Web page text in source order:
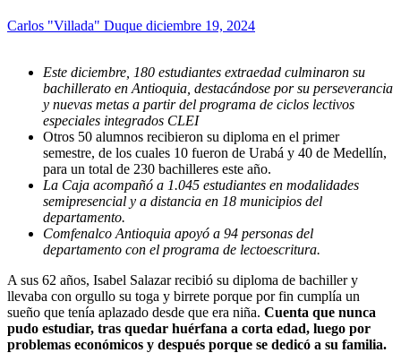
Carlos "Villada" Duque diciembre 19, 2024
Este diciembre, 180 estudiantes extraedad culminaron su
bachillerato en Antioquia, destacándose por su perseverancia
y nuevas metas a partir del programa de ciclos lectivos
especiales integrados CLEI
Otros 50 alumnos recibieron su diploma en el primer
semestre, de los cuales 10 fueron de Urabá y 40 de Medellín,
para un total de 230 bachilleres este año.
La Caja acompañó a 1.045 estudiantes en modalidades
semipresencial y a distancia en 18 municipios del
departamento.
Comfenalco Antioquia apoyó a 94 personas del
departamento con el programa de lectoescritura.
A sus 62 años, Isabel Salazar recibió su diploma de bachiller y
llevaba con orgullo su toga y birrete porque por fin cumplía un
sueño que tenía aplazado desde que era niña. Cuenta que nunca
pudo estudiar, tras quedar huérfana a corta edad, luego por
problemas económicos y después porque se dedicó a su familia.